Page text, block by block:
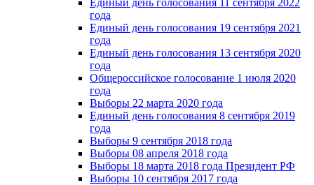
Единый день голосования 11 сентября 2022
года
Единый день голосования 19 сентября 2021
года
Единый день голосования 13 сентября 2020
года
Общероссийское голосование 1 июля 2020
года
Выборы 22 марта 2020 года
Единый день голосования 8 сентября 2019
года
Выборы 9 сентября 2018 года
Выборы 08 апреля 2018 года
Выборы 18 марта 2018 года Президент РФ
Выборы 10 сентября 2017 года